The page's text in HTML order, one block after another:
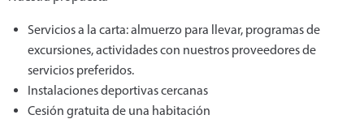
Servicios a la carta: almuerzo para llevar, programas de
excursiones, actividades con nuestros proveedores de
servicios preferidos.
Instalaciones deportivas cercanas
Cesión gratuita de una habitación